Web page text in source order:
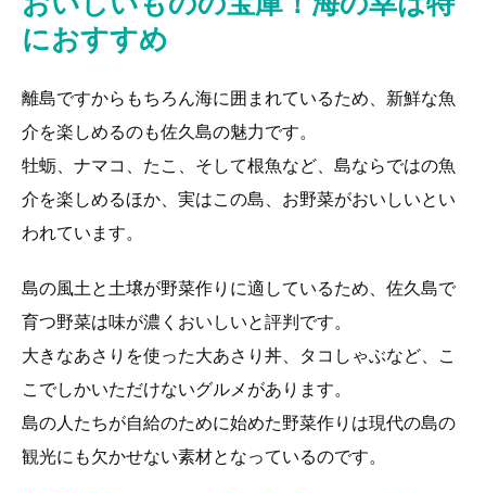
におすすめ
離島ですからもちろん海に囲まれているため、新鮮な魚
介を楽しめるのも佐久島の魅力です。
牡蛎、ナマコ、たこ、そして根魚など、島ならではの魚
介を楽しめるほか、実はこの島、お野菜がおいしいとい
われています。
島の風土と土壌が野菜作りに適しているため、佐久島で
育つ野菜は味が濃くおいしいと評判です。
大きなあさりを使った大あさり丼、タコしゃぶなど、こ
こでしかいただけないグルメがあります。
島の人たちが自給のために始めた野菜作りは現代の島の
観光にも欠かせない素材となっているのです。